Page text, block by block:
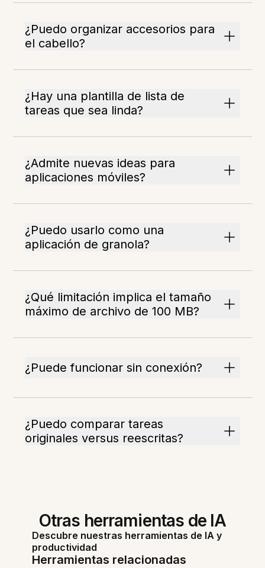
¿Puedo organizar accesorios para
el cabello?
¿Hay una plantilla de lista de
tareas que sea linda?
¿Admite nuevas ideas para
aplicaciones móviles?
¿Puedo usarlo como una
aplicación de granola?
¿Qué limitación implica el tamaño
máximo de archivo de 100 MB?
¿Puede funcionar sin conexión?
¿Puedo comparar tareas
originales versus reescritas?
Otras herramientas de IA
Descubre nuestras herramientas de IA y
productividad
Herramientas relacionadas